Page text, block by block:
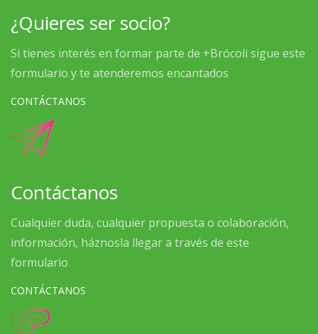
¿Quieres ser socio?
Si tienes interés en formar parte de +Brócoli sigue este
formulario y te atenderemos encantados
CONTÁCTANOS
Contáctanos
Cualquier duda, cualquier propuesta o colaboración,
información, háznosla llegar a través de este
formulario
CONTÁCTANOS